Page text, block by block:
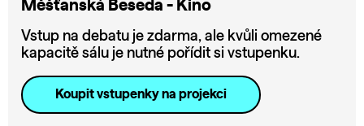
Měšťanská Beseda - Kino
Vstup na debatu je zdarma, ale kvůli omezené
kapacitě sálu je nutné pořídit si vstupenku.
Koupit vstupenky na projekci